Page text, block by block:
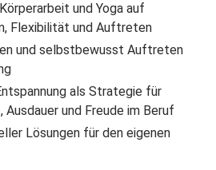
und Yoga auf
Flexibilität und Auftreten
und selbstbewusst Auftreten
als Strategie für
und Freude im Beruf
Lösungen für den eigenen